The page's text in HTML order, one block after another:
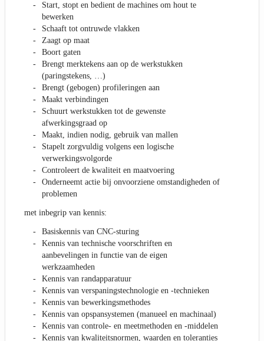
Start, stopt en bedient de machines om hout te
bewerken
Schaaft tot ontruwde vlakken
Zaagt op maat
Boort gaten
Brengt merktekens aan op de werkstukken
(paringstekens, …)
Brengt (gebogen) profileringen aan
Maakt verbindingen
Schuurt werkstukken tot de gewenste
afwerkingsgraad op
Maakt, indien nodig, gebruik van mallen
Stapelt zorgvuldig volgens een logische
verwerkingsvolgorde
Controleert de kwaliteit en maatvoering
Onderneemt actie bij onvoorziene omstandigheden of
problemen
met inbegrip van kennis:
Basiskennis van CNC-sturing
Kennis van technische voorschriften en
aanbevelingen in functie van de eigen
werkzaamheden
Kennis van randapparatuur
Kennis van verspaningstechnologie en -technieken
Kennis van bewerkingsmethodes
Kennis van opspansystemen (manueel en machinaal)
Kennis van controle- en meetmethoden en -middelen
Kennis van kwaliteitsnormen, waarden en toleranties